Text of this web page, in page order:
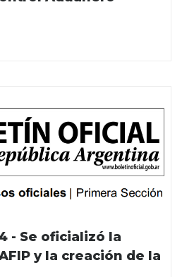
- Se oficializó la
y la creación de la